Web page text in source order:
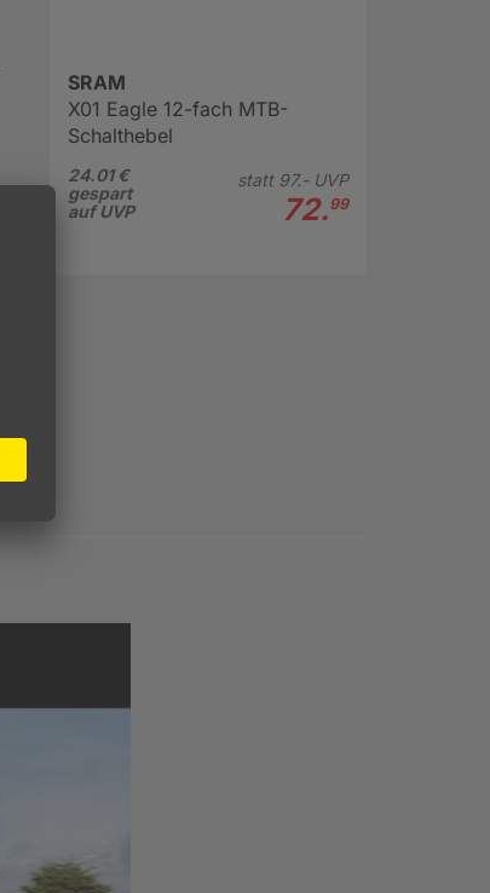
SRAM
X01 Eagle 12-fach MTB-
Schalthebel
24.01 €
gespart
auf UVP
statt 97.-UVP
72.99